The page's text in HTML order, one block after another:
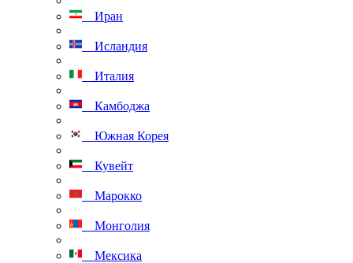
Иран
Исландия
Италия
Камбоджа
Южная Корея
Кувейт
Марокко
Монголия
Мексика